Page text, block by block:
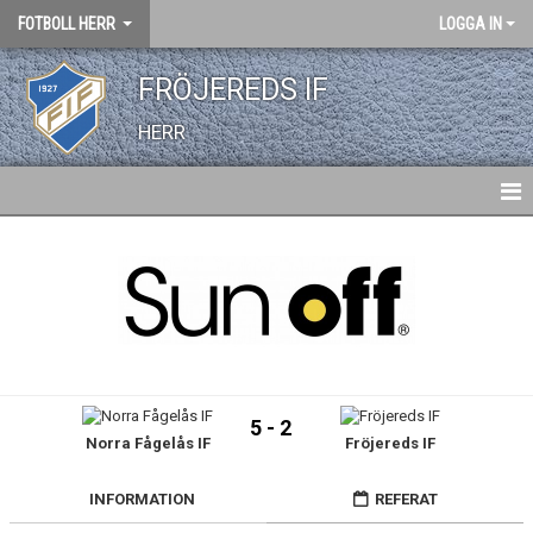
FOTBOLL HERR LOGGA IN
FRÖJEREDS IF
HERR
BILDGALLERI
DOKUMENT
Norra Fågelås IF
5 - 2
Fröjereds IF
INFORMATION REFERAT